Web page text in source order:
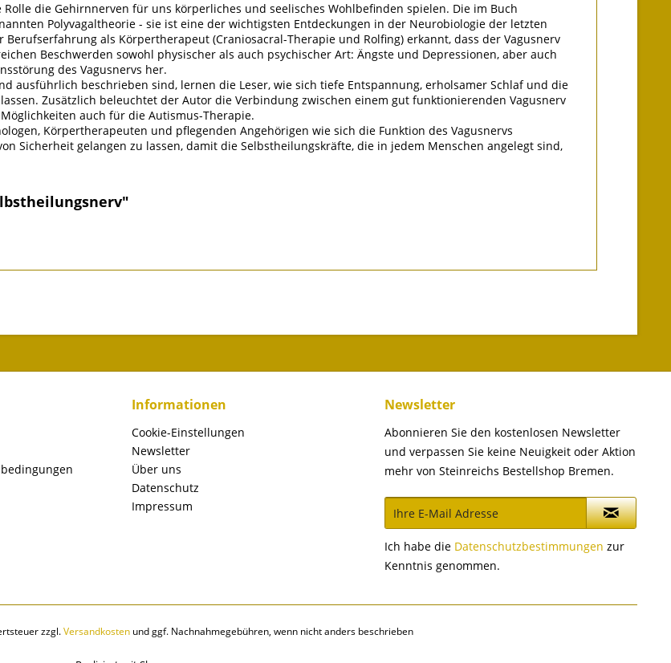
die Gehirnnerven für uns körperliches und seelisches Wohlbefinden spielen. Die im Buch
Polyvagaltheorie - sie ist eine der wichtigsten Entdeckungen in der Neurobiologie der letzten
als Körpertherapeut (Craniosacral-Therapie und Rolfing) erkannt, dass der Vagusnerv
Beschwerden sowohl physischer als auch psychischer Art: Ängste und Depressionen, aber auch
des Vagusnervs her.
ausführlich beschrieben sind, lernen die Leser, wie sich tiefe Entspannung, erholsamer Schlaf und die
Zusätzlich beleuchtet der Autor die Verbindung zwischen einem gut funktionierenden Vagusnerv
auch für die Autismus-Therapie.
Körpertherapeuten und pflegenden Angehörigen wie sich die Funktion des Vagusnervs
Sicherheit gelangen zu lassen, damit die Selbstheilungskräfte, die in jedem Menschen angelegt sind,
Informationen
Cookie-Einstellungen
Newsletter
Über uns
Datenschutz
Impressum
Newsletter
Abonnieren Sie den kostenlosen Newsletter
und verpassen Sie keine Neuigkeit oder Aktion
mehr von Steinreichs Bestellshop Bremen.
Ich habe die Datenschutzbestimmungen zur
Kenntnis genommen.
zzgl.Versandkostenund ggf. Nachnahmegebühren, wenn nicht anders beschrieben